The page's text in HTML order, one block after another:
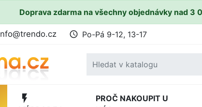
Doprava zdarma na všechny objednávky nad 3
access_time Po-Pá 9-12, 13-17
flash_on
PROČ NAKOUPIT U